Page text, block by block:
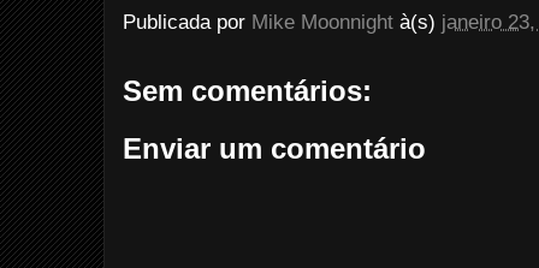
Publicada por Mike Moonnight à(s) janeiro
Sem comentários:
Enviar um comentário